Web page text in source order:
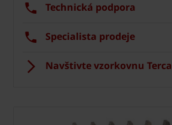
Technická podpora
Specialista prodeje
Navštivte vzorkovnu Terca